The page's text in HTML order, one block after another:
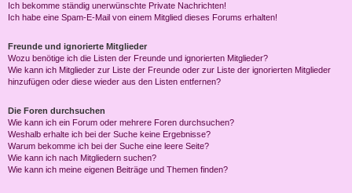
Ich bekomme ständig unerwünschte Private Nachrichten!
Ich habe eine Spam-E-Mail von einem Mitglied dieses Forums erhalten!
Freunde und ignorierte Mitglieder
Wozu benötige ich die Listen der Freunde und ignorierten Mitglieder?
Wie kann ich Mitglieder zur Liste der Freunde oder zur Liste der ignorierten Mitglieder
hinzufügen oder diese wieder aus den Listen entfernen?
Die Foren durchsuchen
Wie kann ich ein Forum oder mehrere Foren durchsuchen?
Weshalb erhalte ich bei der Suche keine Ergebnisse?
Warum bekomme ich bei der Suche eine leere Seite?
Wie kann ich nach Mitgliedern suchen?
Wie kann ich meine eigenen Beiträge und Themen finden?